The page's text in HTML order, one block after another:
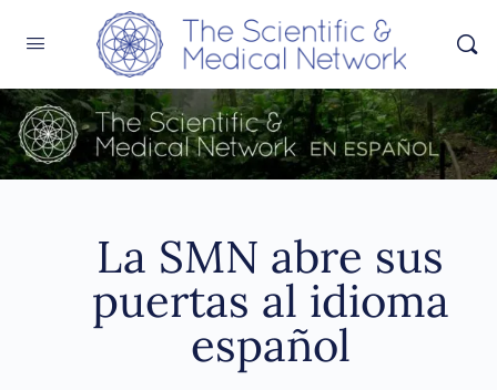
La SMN abre sus
puertas al idioma
español